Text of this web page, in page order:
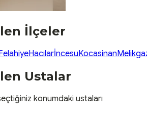
İlçeler
HacılarİncesuKocasinan
Ustalar
konumdaki ustaları